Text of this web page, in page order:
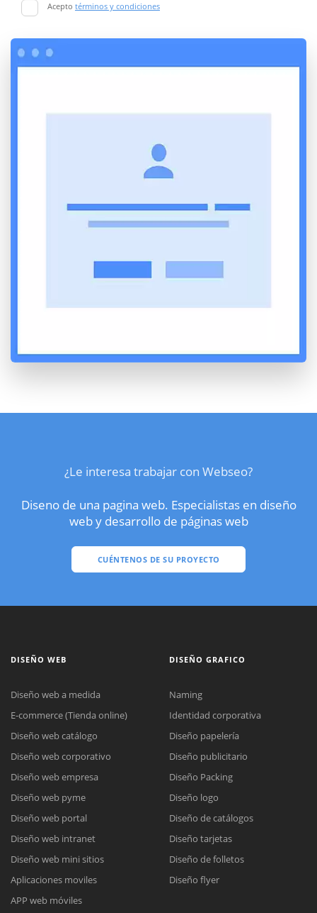
Acepto términos y condiciones
¿Le interesa trabajar con Webseo?
Diseno de una pagina web. Especialistas en diseño
web y desarrollo de páginas web
CUÉNTENOS DE SU PROYECTO
DISEÑO WEB
Diseño web a medida
E-commerce (Tienda online)
Diseño web catálogo
Diseño web corporativo
Diseño web empresa
Diseño web pyme
Diseño web portal
Diseño web intranet
Diseño web mini sitios
Aplicaciones moviles
APP web móviles
DISEÑO GRAFICO
Naming
Identidad corporativa
Diseño papelería
Diseño publicitario
Diseño Packing
Diseño logo
Diseño de catálogos
Diseño tarjetas
Diseño de folletos
Diseño flyer